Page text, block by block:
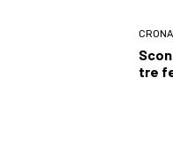
tre